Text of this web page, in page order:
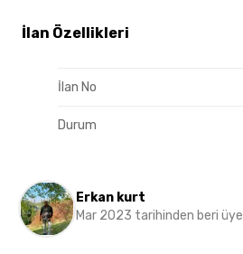
İlan Özellikleri
İlan No
Durum
Erkan kurt
Mar 2023 tarihinden beri üye